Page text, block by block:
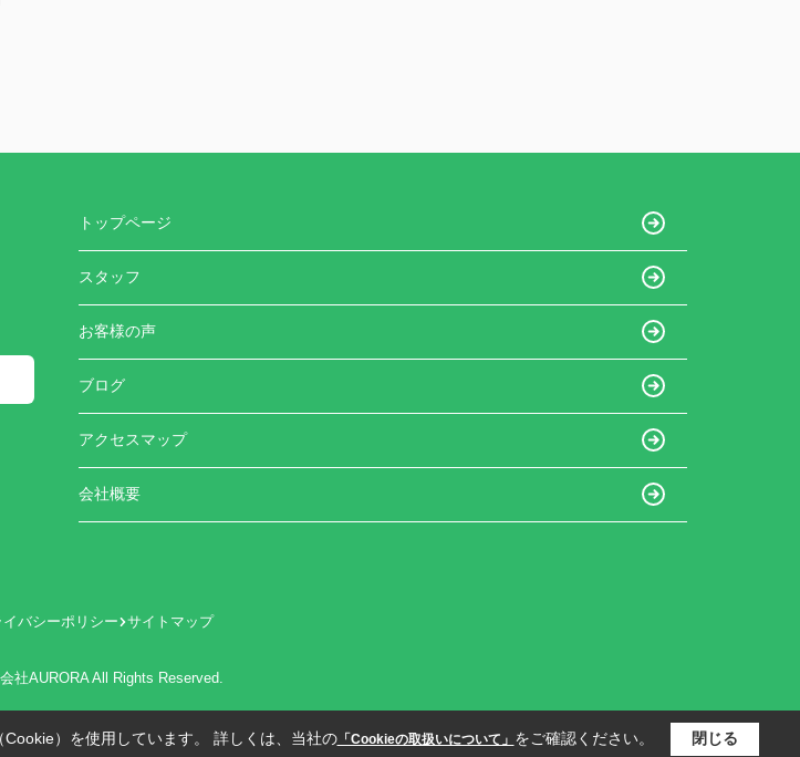
トップページ
スタッフ
お客様の声
ブログ
アクセスマップ
会社概要
イバシーポリシー サイトマップ
社AURORA All Rights Reserved.
）を使用しています。 詳しくは、当社の「Cookieの取扱いについて」 をご確認ください。 閉じる